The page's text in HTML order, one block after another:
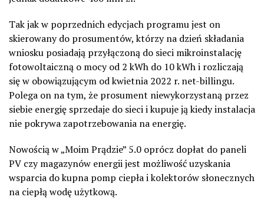
Tak jak w poprzednich edycjach programu jest on
skierowany do prosumentów, którzy na dzień składania
wniosku posiadają przyłączoną do sieci mikroinstalację
fotowoltaiczną o mocy od 2 kWh do 10 kWh i rozliczają
się w obowiązującym od kwietnia 2022 r. net-billingu.
Polega on na tym, że prosument niewykorzystaną przez
siebie energię sprzedaje do sieci i kupuje ją kiedy instalacja
nie pokrywa zapotrzebowania na energię.
Nowością w „Moim Prądzie” 5.0 oprócz dopłat do paneli
PV czy magazynów energii jest możliwość uzyskania
wsparcia do kupna pomp ciepła i kolektorów słonecznych
na ciepłą wodę użytkową.